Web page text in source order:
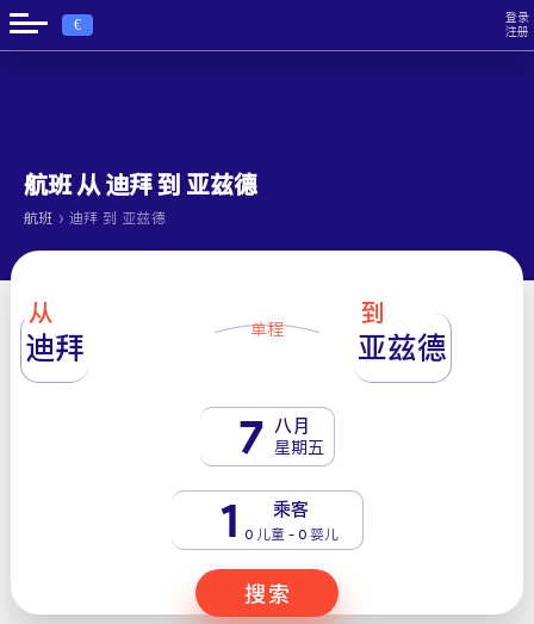
€
登录
注册
航班 从 迪拜 到 亚兹德
航班 › 迪拜 到 亚兹德
从
迪拜 单程
到
亚兹德
7 八月
星期五
1 乘客
0 儿童 - 0 婴儿
搜索